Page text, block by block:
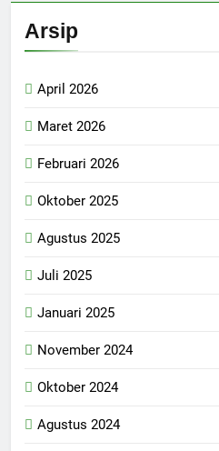
Arsip
April 2026
Maret 2026
Februari 2026
Oktober 2025
Agustus 2025
Juli 2025
Januari 2025
November 2024
Oktober 2024
Agustus 2024